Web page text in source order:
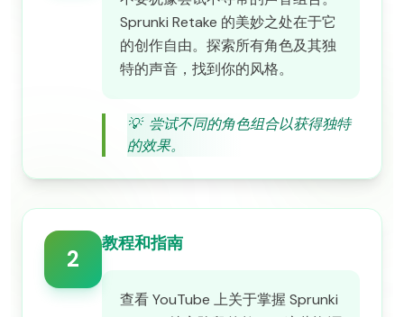
Sprunki Retake 的美妙之处在于它
的创作自由。探索所有角色及其独
特的声音，找到你的风格。
💡 尝试不同的角色组合以获得独特
的效果。
2
教程和指南
查看 YouTube 上关于掌握 Sprunki